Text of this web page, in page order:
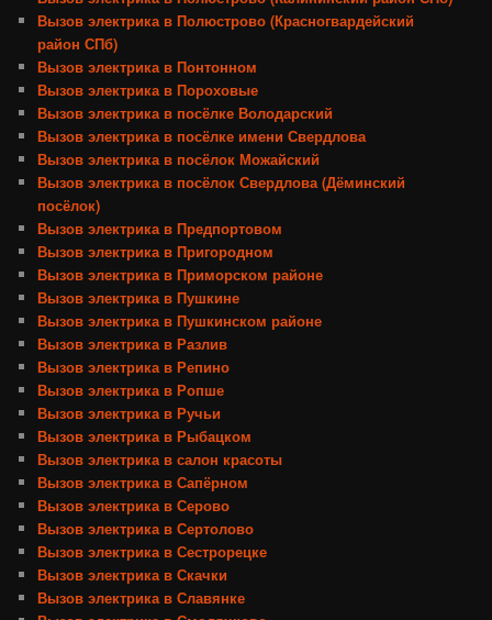
Вызов электрика в Полюстрово (Красногвардейский
район СПб)
Вызов электрика в Понтонном
Вызов электрика в Пороховые
Вызов электрика в посёлке Володарский
Вызов электрика в посёлке имени Свердлова
Вызов электрика в посёлок Можайский
Вызов электрика в посёлок Свердлова (Дёминский
посёлок)
Вызов электрика в Предпортовом
Вызов электрика в Пригородном
Вызов электрика в Приморском районе
Вызов электрика в Пушкине
Вызов электрика в Пушкинском районе
Вызов электрика в Разлив
Вызов электрика в Репино
Вызов электрика в Ропше
Вызов электрика в Ручьи
Вызов электрика в Рыбацком
Вызов электрика в салон красоты
Вызов электрика в Сапёрном
Вызов электрика в Серово
Вызов электрика в Сертолово
Вызов электрика в Сестрорецке
Вызов электрика в Скачки
Вызов электрика в Славянке